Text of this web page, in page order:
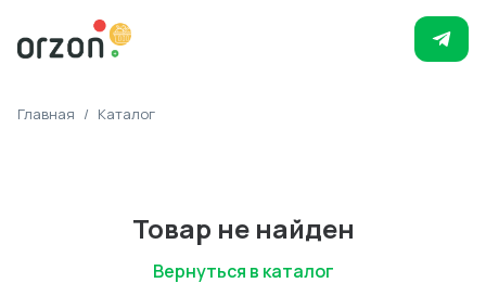
Главная / Каталог
Товар не найден
Вернуться в каталог